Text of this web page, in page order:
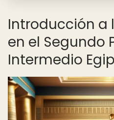
Introducción a
en el Segundo
Intermedio